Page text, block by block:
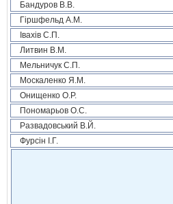
Бандуров В.В.
Гіршфельд А.М.
Івахів С.П.
Литвин В.М.
Мельничук С.П.
Москаленко Я.М.
Онищенко О.Р.
Пономарьов О.С.
Развадовський В.Й.
Фурсін І.Г.